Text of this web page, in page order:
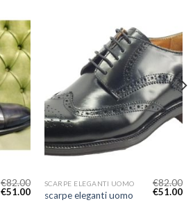
€82.00
€51.00
SCARPE ELEGANTI UOMO
scarpe eleganti uomo
€82.00
€51.00